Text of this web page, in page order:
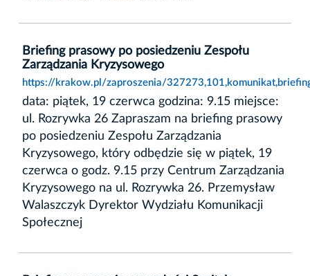
Briefing prasowy po posiedzeniu Zespołu
Zarządzania Kryzysowego
https://krakow.pl/zaproszenia/
data: piątek, 19 czerwca godzina: 9.15 miejsce:
ul. Rozrywka 26 Zapraszam na briefing prasowy
po posiedzeniu Zespołu Zarządzania
Kryzysowego, który odbędzie się w piątek, 19
czerwca o godz. 9.15 przy Centrum Zarządzania
Kryzysowego na ul. Rozrywka 26. Przemysław
Walaszczyk Dyrektor Wydziału Komunikacji
Społecznej